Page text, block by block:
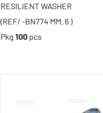
RESILIENT WASHER
(REF/ -BN774 MM. 6 )
Pkg 100 pcs